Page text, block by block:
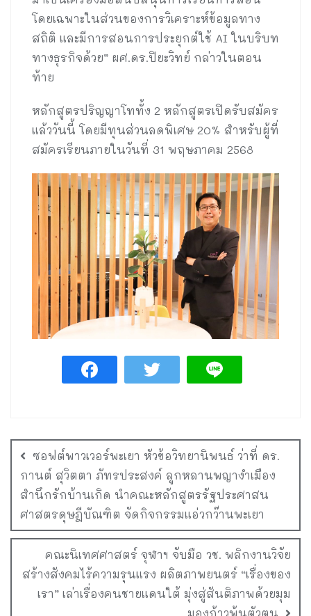
โดยเฉพาะในส่วนของการวิเคราะห์ข้อมูลทาง
สถิติ และมีการสอนการประยุกต์ใช้ AI ในบริบท
ทางธุรกิจด้วย” ผศ.ดร.ปิยะวิทย์ กล่าวในตอน
ท้าย
หลักสูตรปริญญาโททั้ง 2 หลักสูตรเปิดรับสมัคร
แล้ววันนี้ โดยมีทุนส่วนลดพิเศษ 20% สำหรับผู้ที่
สมัครเรียนภายในวันที่ 31 พฤษภาคม 2568
ซอฟต์พาวเวอร์พะเยา หัวข้อวิทยานิพนธ์ ว่าที่ ดร.
กานต์ สุวิตตา ภัทรประสงค์ ลูกหลานพญางำเมือง
สำนึกรักบ้านเกิด นำคณะหลักสูตรรัฐประศาสน
ศาสตรดุษฎีบัณฑิต จัดกิจกรรมแอ่วกว๊านพะเยา
คณะนิเทศศาสตร์ จุฬาฯ จับมือ วช. พลิกงานวิจัย
สร้างสังคมไร้ความรุนแรง ผลิตภาพยนตร์ “เรื่องของ
เรา” เล่าเรื่องคนชายแดนใต้ มุ่งสู่สันติภาพด้วยมุม
มองก้าวพ้นตัวตน